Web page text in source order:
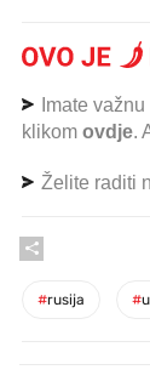
Imate
klikom ovdje.
Želite raditi
#rusija #